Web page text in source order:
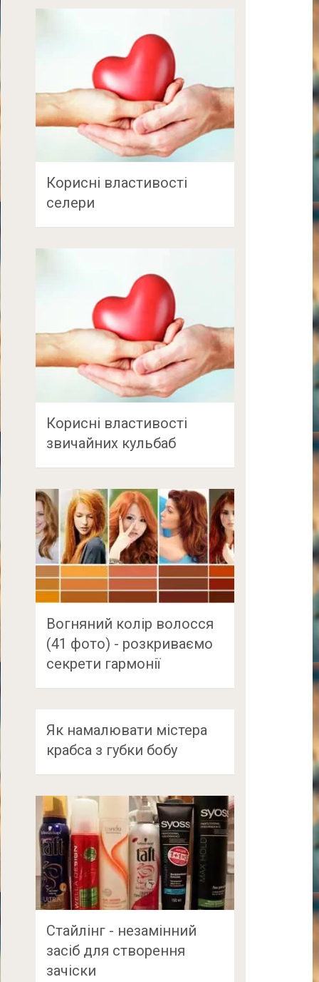
Корисні властивості
селери
Корисні властивості
звичайних кульбаб
Вогняний колір волосся
(41 фото) - розкриваємо
секрети гармонії
Як намалювати містера
крабса з губки бобу
Стайлінг - незамінний
засіб для створення
зачіски